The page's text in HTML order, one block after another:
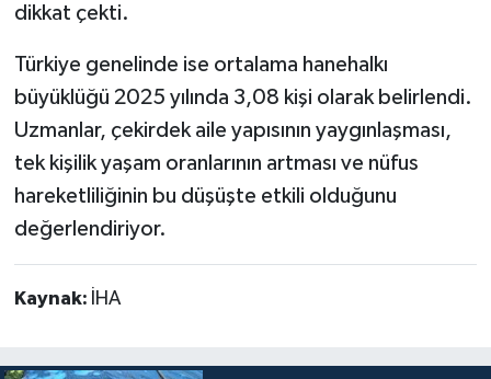
dikkat çekti.
Türkiye genelinde ise ortalama hanehalkı
büyüklüğü 2025 yılında 3,08 kişi olarak belirlendi.
Uzmanlar, çekirdek aile yapısının yaygınlaşması,
tek kişilik yaşam oranlarının artması ve nüfus
hareketliliğinin bu düşüşte etkili olduğunu
değerlendiriyor.
Kaynak: İHA